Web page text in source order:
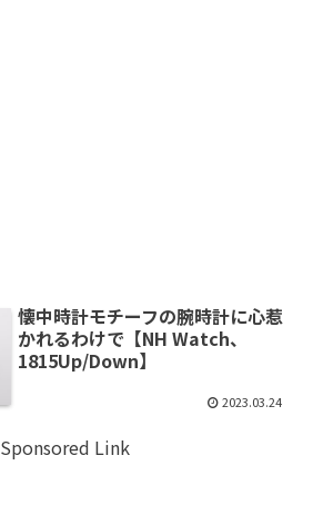
懐中時計モチーフの腕時計に心惹
かれるわけで【NH Watch、
1815Up/Down】
2023.03.24
Sponsored Link